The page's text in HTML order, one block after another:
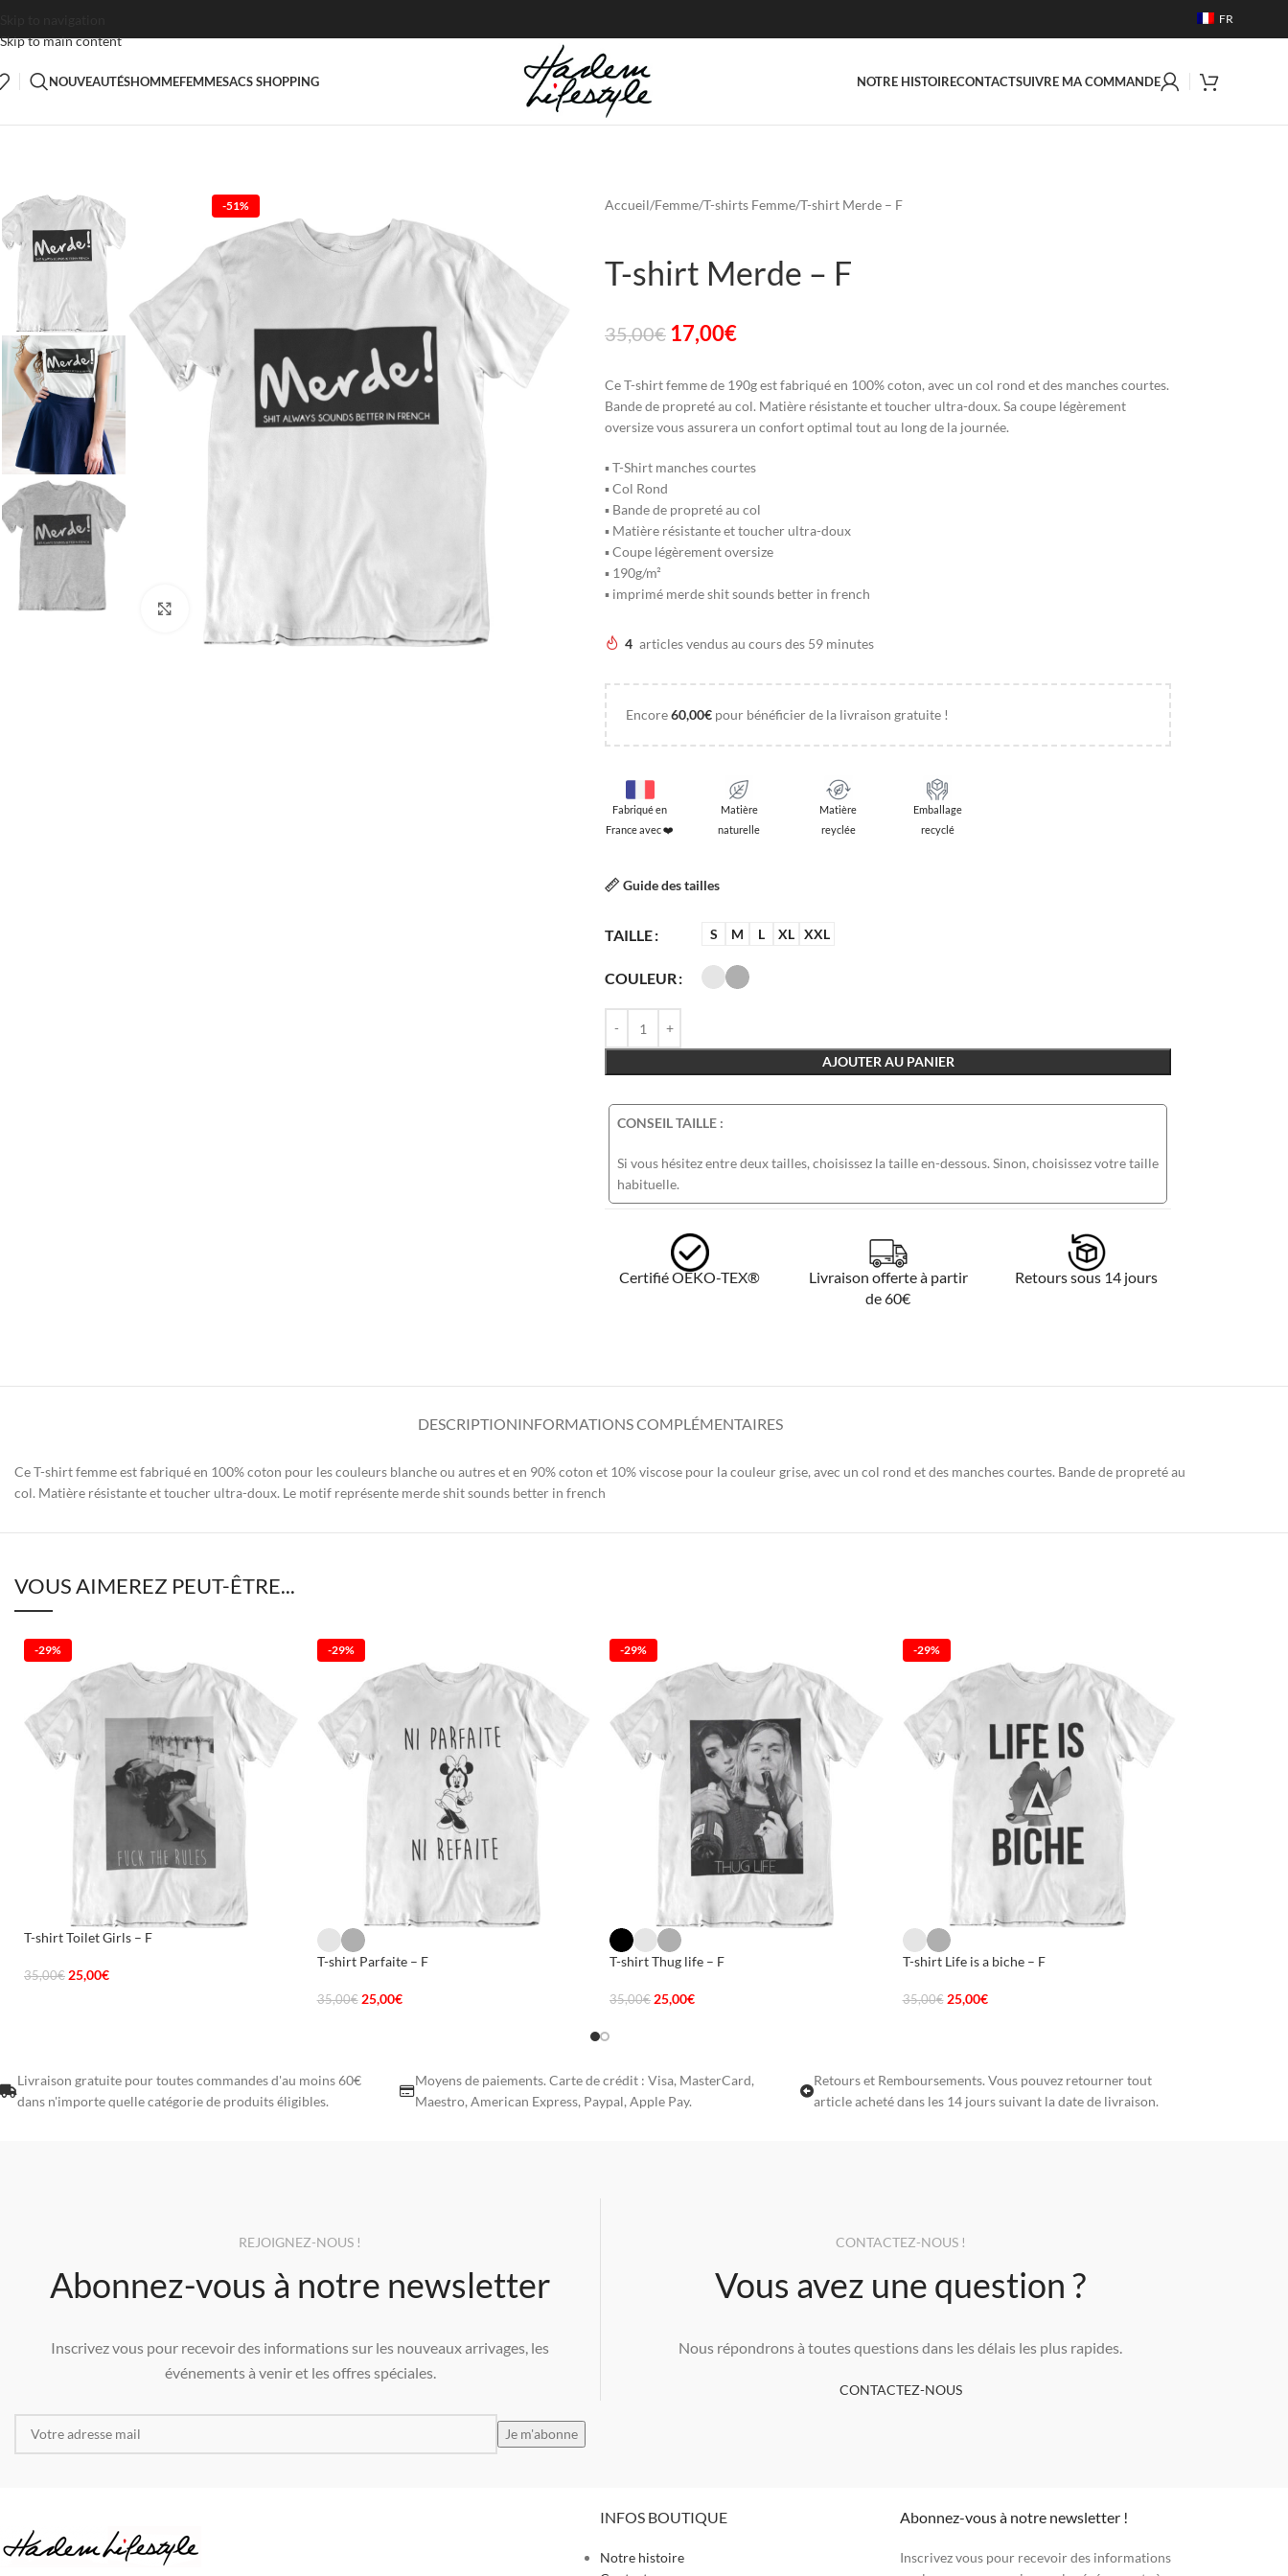
Skip to main content
FR
NOUVEAUTÉSHOMMEFEMMESACS SHOPPING NOTRE HISTOIRECONTACTSUIVRE MA COMMANDE
-51% Accueil Femme T-shirts Femme T-shirt Merde – F
T-shirt Merde – F
35,00€ 17,00€
Ce T-shirt femme de 190g est fabriqué en 100% coton, avec un col rond et des manches courtes.
Bande de propreté au col. Matière résistante et toucher ultra-doux. Sa coupe légèrement
oversize vous assurera un confort optimal tout au long de la journée.
▪ T-Shirt manches courtes
▪ Col Rond
▪ Bande de propreté au col
▪ Matière résistante et toucher ultra-doux
▪ Coupe légèrement oversize
▪ 190g/m²
▪ imprimé merde shit sounds better in french
4 articles vendus au cours des 59 minutes
Encore60,00€ pour bénéficier de la livraison gratuite !
Fabriqué en
France avec ❤️
Matière
naturelle
Matière
reyclée
Emballage
recyclé
Guide des tailles
TAILLE S M L XL XXL
COULEUR
AJOUTER AU PANIER
CONSEIL TAILLE :
Si vous hésitez entre deux tailles, choisissez la taille en-dessous. Sinon, choisissez votre taille
habituelle.
Certifié OEKO-TEX®
Livraison offerte à partir
de 60€
Retours sous 14 jours
DESCRIPTIONINFORMATIONS COMPLÉMENTAIRES
Ce T-shirt femme est fabriqué en 100% coton pour les couleurs blanche ou autres et en 90% coton et 10% viscose pour la couleur grise, avec un col rond et des manches courtes. Bande de propreté au
col. Matière résistante et toucher ultra-doux. Le motif représente merde shit sounds better in french
VOUS AIMEREZ PEUT-ÊTRE...
-29%
T-shirt Toilet Girls – F
35,00€ 25,00€
-29%
T-shirt Parfaite – F
35,00€ 25,00€
-29%
T-shirt Thug life – F
35,00€ 25,00€
-29%
T-shirt Life is a biche – F
35,00€ 25,00€
Livraison gratuite pour toutes commandes d'au moins 60€
dans n'importe quelle catégorie de produits éligibles.
Moyens de paiements. Carte de crédit : Visa, MasterCard,
Maestro, American Express, Paypal, Apple Pay.
Retours et Remboursements. Vous pouvez retourner tout
article acheté dans les 14 jours suivant la date de livraison.
REJOIGNEZ-NOUS !
Abonnez-vous à notre newsletter
Inscrivez vous pour recevoir des informations sur les nouveaux arrivages, les
événements à venir et les offres spéciales.
CONTACTEZ-NOUS !
Vous avez une question ?
Nous répondrons à toutes questions dans les délais les plus rapides.
CONTACTEZ-NOUS
INFOS BOUTIQUE
Notre histoire
Abonnez-vous à notre newsletter !
Inscrivez vous pour recevoir des informations